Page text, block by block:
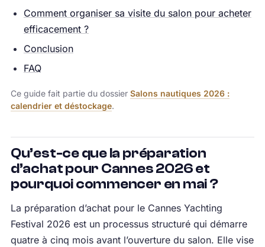
Comment organiser sa visite du salon pour acheter
efficacement ?
Conclusion
FAQ
Ce guide fait partie du dossier Salons nautiques 2026 :
calendrier et déstockage.
Qu’est-ce que la préparation
d’achat pour Cannes 2026 et
pourquoi commencer en mai ?
La préparation d’achat pour le Cannes Yachting
Festival 2026 est un processus structuré qui démarre
quatre à cinq mois avant l’ouverture du salon. Elle vise